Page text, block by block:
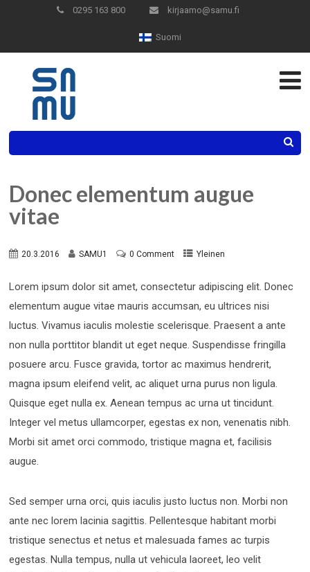
0295 163 800 kirjaamo@samu.fi
Suomi
Donec elementum augue
vitae
20.3.2016 SAMU1 0 Comment Yleinen
Lorem ipsum dolor sit amet, consectetur adipiscing elit. Donec
elementum augue vitae mauris accumsan, eu ultrices nisi
luctus. Vivamus iaculis molestie scelerisque. Praesent a ante
non nulla porttitor blandit ut eget neque. Suspendisse fringilla
posuere arcu. Fusce gravida, tortor ac maximus hendrerit,
magna ipsum eleifend velit, ac aliquet urna purus non ligula.
Quisque eget nulla ex. Aenean tempus ac urna ut tincidunt.
Integer vel metus ullamcorper, egestas ex non, venenatis nibh.
Morbi sit amet orci commodo, tristique magna et, facilisis
augue.
Sed semper urna orci, quis iaculis justo luctus non. Morbi non
ante nec lorem lacinia sagittis. Pellentesque habitant morbi
tristique senectus et netus et malesuada fames ac turpis
egestas. Nulla tempus, nulla ut vehicula laoreet, leo velit